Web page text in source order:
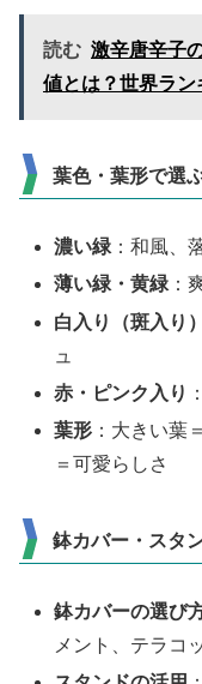
読む 激辛唐辛子
値とは？世界ラ
葉色・葉形で選
濃い緑 ：和風、
薄い緑・黄緑：
白入り（斑入り）
ュ
赤・ピンク入り
葉形 ：大きい葉
＝可愛らしさ
鉢カバー・スタ
鉢カバーの選び
メント、テラコ